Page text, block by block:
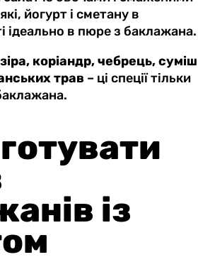
йогурт і сметану в
ідеально в пюре з баклажана.
коріандр, чебрець, суміш
трав – ці спеції тільки
із